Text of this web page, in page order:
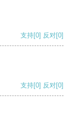
支持[0] 反对[0]
支持[0] 反对[0]